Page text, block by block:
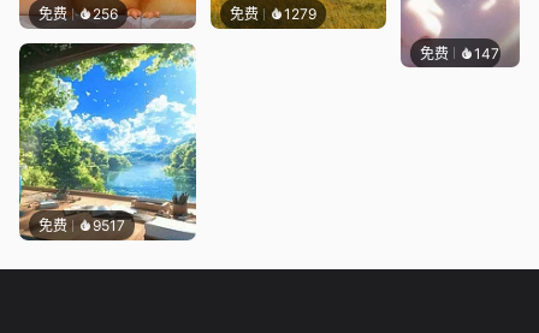
免费 256 免费 1279
免费 9517
免费 147星梦